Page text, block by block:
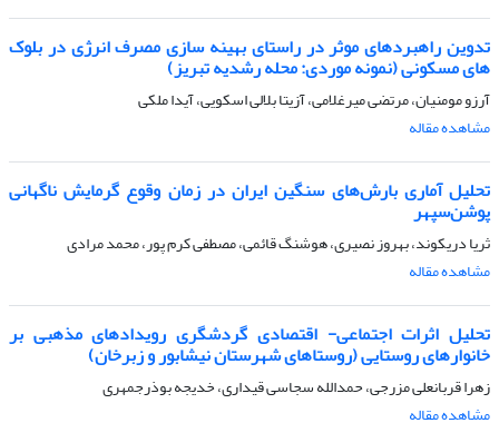
تدوین راهبردهای موثر در راستای بهینه سازی مصرف انرژی در بلوک
های مسکونی (نمونه موردی: محله رشدیه تبریز)
آرزو مومنیان، مرتضی میرغلامی، آزیتا بلالی اسکویی، آیدا ملکی
مشاهده مقاله
تحلیل آماری بارش‌های سنگین ایران در زمان وقوع گرمایش ناگهانی
پوشن‌سپهر
ثریا دریکوند، بهروز نصیری، هوشنگ قائمی، مصطفی کرم پور، محمد مرادی
مشاهده مقاله
تحلیل اثرات اجتماعی- اقتصادی گردشگری رویدادهای مذهبی بر
خانوارهای روستایی (روستاهای شهرستان نیشابور و زبرخان)
زهرا قربانعلی مزرجی، حمدالله سجاسی قیداری، خدیجه بوذرجمهری
مشاهده مقاله